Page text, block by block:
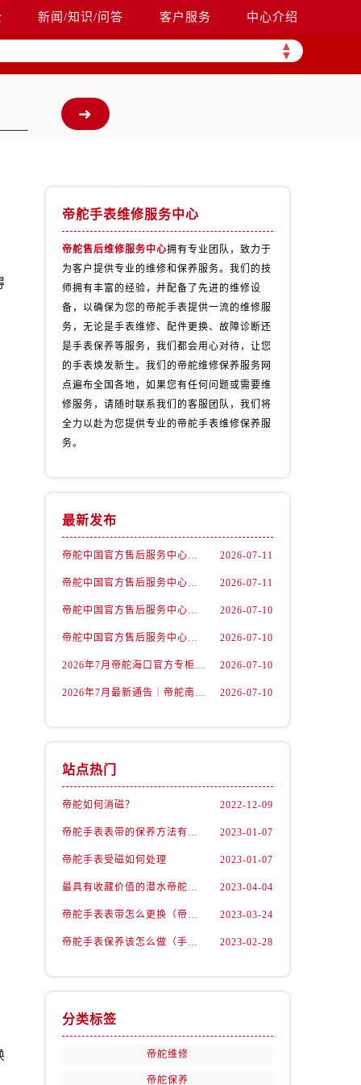
新闻/知识/问答 客户服务 中心介绍
▲
▼
帝舵手表维修服务中心
帝舵售后维修服务中心拥有专业团队，致力于
为客户提供专业的维修和保养服务。我们的技
师拥有丰富的经验，并配备了先进的维修设
备，以确保为您的帝舵手表提供一流的维修服
务，无论是手表维修、配件更换、故障诊断还
是手表保养等服务，我们都会用心对待，让您
的手表焕发新生。我们的帝舵维修保养服务网
点遍布全国各地，如果您有任何问题或需要维
修服务，请随时联系我们的客服团队，我们将
全力以赴为您提供专业的帝舵手表维修保养服
务。
最新发布
帝舵中国官方售后服务中心｜维修地址及售后服务热线权威信息声明（2026年7月最新） 2026-07-11
帝舵中国官方售后服务中心｜全部网点地址及电话权威信息通告（2026年7月最新） 2026-07-11
帝舵中国官方售后服务中心｜官方地址与客服热线权威信息声明（2026年7月最新） 2026-07-10
帝舵中国官方售后服务中心｜详细地址与24小时客服电话权威信息声明（2026年7月最新） 2026-07-10
2026年7月帝舵海口官方专柜服务热线大全+客户咨询通道公开 2026-07-10
2026年7月最新通告｜帝舵南京官方专柜服务热线一键获取攻略 2026-07-10
站点热门
帝舵如何消磁？ 2022-12-09
帝舵手表表带的保养方法有哪些？ 2023-01-07
帝舵手表受磁如何处理 2023-01-07
最具有收藏价值的潜水帝舵腕表 2023-04-04
帝舵手表表带怎么更换（帝舵手表表带如何更换) 2023-03-24
帝舵手表保养该怎么做（手表如何保养） 2023-02-28
分类标签
帝舵维修
帝舵保养